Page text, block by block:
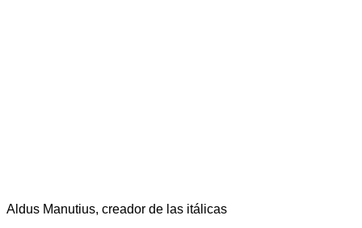
Aldus Manutius, creador de las itálicas